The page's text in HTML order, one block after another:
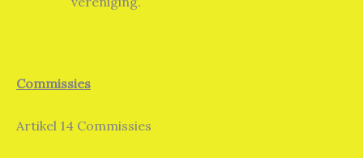
Commissies
Artikel 14 Commissies